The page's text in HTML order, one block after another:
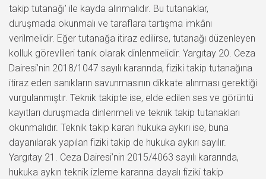
takip tutanağı’ ile kayda alınmalıdır. Bu tutanaklar,
duruşmada okunmalı ve taraflara tartışma imkânı
verilmelidir. Eğer tutanağa itiraz edilirse, tutanağı düzenleyen
kolluk görevlileri tanık olarak dinlenmelidir. Yargıtay 20. Ceza
Dairesi’nin 2018/1047 sayılı kararında, fiziki takip tutanağına
itiraz eden sanıkların savunmasının dikkate alınması gerektiği
vurgulanmıştır. Teknik takipte ise, elde edilen ses ve görüntü
kayıtları duruşmada dinlenmeli ve teknik takip tutanakları
okunmalıdır. Teknik takip kararı hukuka aykırı ise, buna
dayanılarak yapılan fiziki takip de hukuka aykırı sayılır.
Yargıtay 21. Ceza Dairesi’nin 2015/4063 sayılı kararında,
hukuka aykırı teknik izleme kararına dayalı fiziki takip